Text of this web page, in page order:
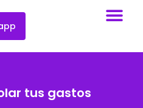
tus gastos